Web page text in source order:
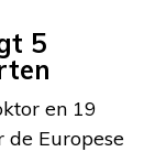
5
en 19
de Europese